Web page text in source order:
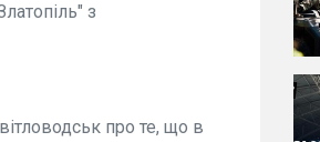
з
про те, що в